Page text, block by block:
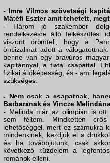
- Imre Vilmos szövetségi
Mátéfi Eszter amit tehetett,
- Három jó szakember
rendelkezésre álló felkészülési
viszont örömteli, hogy a
önbizalmat adott a
benne van egy bravúros
kapitánnyal, a fiatal csapattal.
fizikai állóképesség, és - ami
szükséges.
- Nem csak a csapatnak,
Barbarának és Vincze
- Melinda már az olimpián is ott
sem féltem. Mindketten
lehetőséggel, mert ez számukra
mindenkinek, kezdjük el a
és ha továbbjutunk, csak
következő küzdelem a
románok elleni.